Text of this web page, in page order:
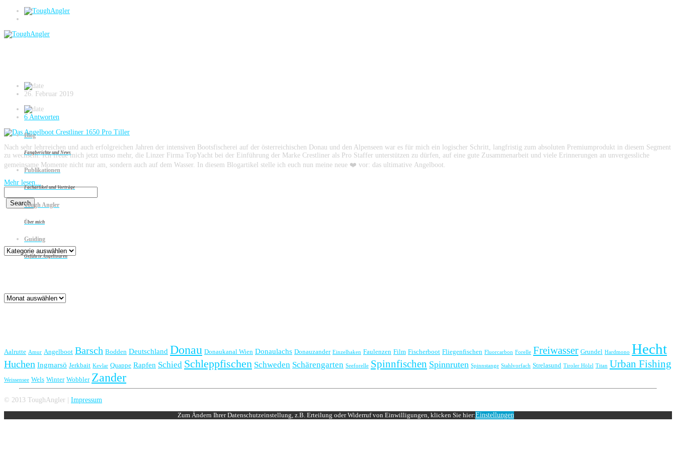
Blog
Fangberichte und News
Publikationen
Fachartikel und Vorträge
Tough Angler
Über mich
Guiding
Geführte Angeltouren
Platinum Edition
26. Februar 2019
6 Antworten
Nach sehr lehrreichen und auch erfolgreichen Jahren der intensiven Bootsfischerei auf der österreichischen Donau und den Alpenseen war es für mich ein logischer Schritt, langfristig zum absoluten Premiumprodukt in diesem Segment
zu wechseln. Ich freue mich jetzt umso mehr, die Linzer Firma TopYacht bei der Einführung der Marke Crestliner als Pro Staffer unterstützen zu dürfen, auf eine gute Zusammenarbeit und viele Erinnerungen an unvergessliche
gemeinsame Momente nicht nur am, sondern auch auf dem Wasser. In diesem Blogartikel stelle ich euch nun meine neue ❤️ vor: das ultimative Angelboot.
Mehr lesen...
Kategorien
Kategorien
Archiv
Aalrutte Amur Angelboot Barsch Bodden Deutschland Donau Donaukanal Wien Donaulachs Donauzander Einzelhaken Faulenzen Film Fischerboot Fliegenfischen Fluorcarbon Forelle Freiwasser Grundel Hardmono Hecht
Huchen Ingmarsö Jerkbait Kevlar Quappe Rapfen Schied Schleppfischen Schweden Schärengarten Seeforelle Spinnfischen Spinnruten Spinnstange Stahlvorfach Strelasund Tiroler Hölzl Titan Urban Fishing
Weissensee Wels Winter Wobbler Zander
© 2013 ToughAngler | Impressum
Zum Ändern Ihrer Datenschutzeinstellung, z.B. Erteilung oder Widerruf von Einwilligungen, klicken Sie hier:Einstellungen